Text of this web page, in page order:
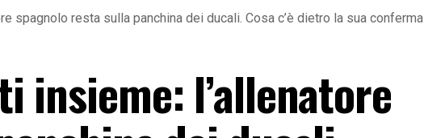
spagnolo resta sulla panchina dei ducali. Cosa c’è dietro la sua conferma
insieme: l’allenatore